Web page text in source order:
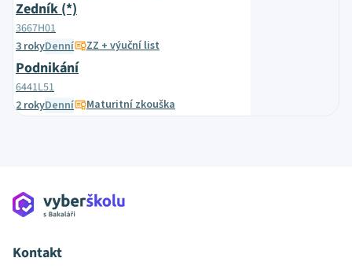
Zedník (*)
3667H01
3 rokyDenní ZZ + výuční list
Podnikání
6441L51
2 rokyDenní Maturitní zkouška
Kontakt